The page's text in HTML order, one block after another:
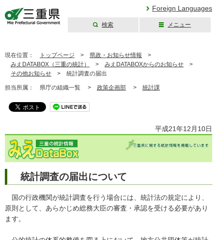
Foreign Languages
検索 メニュー
現在位置： トップページ > 県政・お知らせ情報 >
みえDATABOX（三重の統計）
> みえDATABOXからのお知らせ >
その他お知らせ > 統計調査の届出
担当所属： 県庁の組織一覧 > 政策企画部 > 統計課
平成21年12月10日
統計調査の届出について
国の行政機関が統計調査を行う場合には、統計法の規定により、
原則として、あらかじめ総務大臣の審査・承認を受ける必要があり
ます。